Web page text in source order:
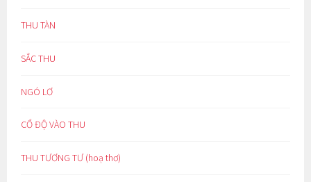
THU TÀN
SẮC THU
NGÓ LƠ
CỔ ĐỘ VÀO THU
THU TƯƠNG TƯ (hoạ thơ)